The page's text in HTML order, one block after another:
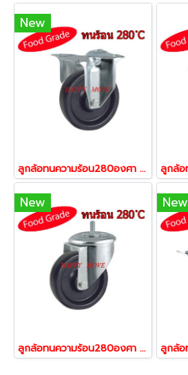
New
ลูกล้อทนความร้อน280องศา ล้อทนร้อน รับน้ำหนัก 100-300 แป้นตาย รุ่น BOG ยี่ห้อ TENTE 13391,13407,13414
New
ลูกล้อทนความร้อน280องศา ล้อทนร้อน รับน้ำหนัก 100-300 สกรูหมุน รุ่น BOG ยี่ห้อ TENTE 13476,13490
New